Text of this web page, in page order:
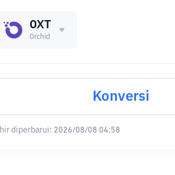
OXT
Orchid
Konversi
diperbarui: 2026/08/08 04:58